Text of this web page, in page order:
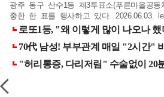
광주 동구 산수1동 제3투표소(푸른마을공
중한 한 표를 행사하고 있다. 2026.06.03.